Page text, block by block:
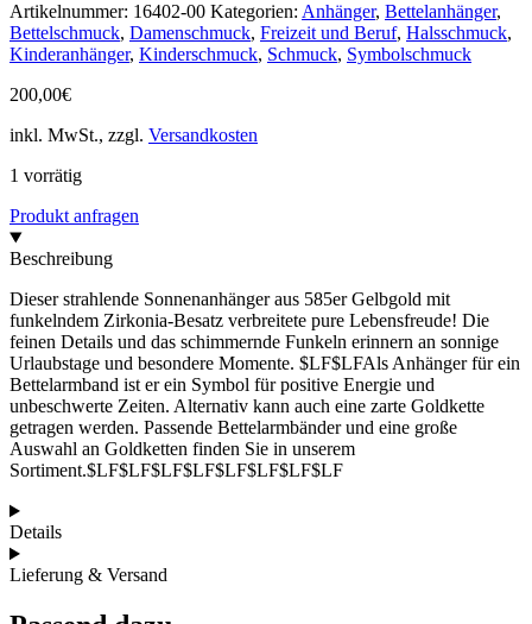
Artikelnummer: 16402-00 Kategorien: Anhänger, Bettelanhänger,
Bettelschmuck, Damenschmuck, Freizeit und Beruf, Halsschmuck,
Kinderanhänger, Kinderschmuck, Schmuck, Symbolschmuck
200,00€
inkl. MwSt., zzgl. Versandkosten
1 vorrätig
Produkt anfragen
Beschreibung
Dieser strahlende Sonnenanhänger aus 585er Gelbgold mit
funkelndem Zirkonia-Besatz verbreitete pure Lebensfreude! Die
feinen Details und das schimmernde Funkeln erinnern an sonnige
Urlaubstage und besondere Momente. $LF$LFAls Anhänger für ein
Bettelarmband ist er ein Symbol für positive Energie und
unbeschwerte Zeiten. Alternativ kann auch eine zarte Goldkette
getragen werden. Passende Bettelarmbänder und eine große
Auswahl an Goldketten finden Sie in unserem
Sortiment.$LF$LF$LF$LF$LF$LF$LF$LF
Details
Lieferung & Versand